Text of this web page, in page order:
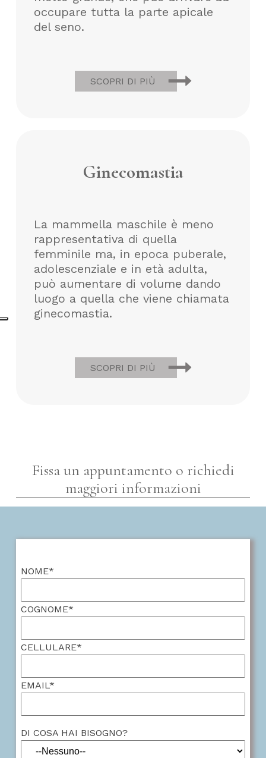
occupare tutta la parte apicale
del seno.
SCOPRI DI PIÙ
Ginecomastia
La mammella maschile è meno
rappresentativa di quella
femminile ma, in epoca puberale,
adolescenziale e in età adulta,
può aumentare di volume dando
luogo a quella che viene chiamata
ginecomastia.
SCOPRI DI PIÙ
Fissa un appuntamento o richiedi
maggiori informazioni
NOME*
COGNOME*
CELLULARE*
EMAIL*
DI COSA HAI BISOGNO?